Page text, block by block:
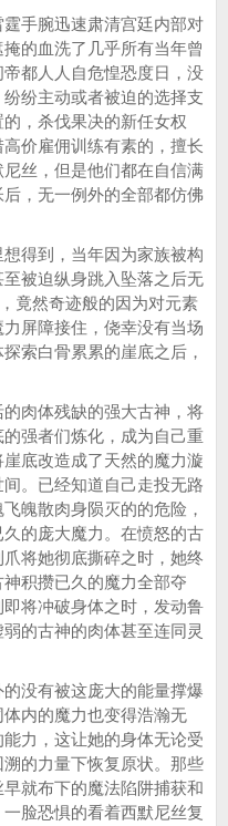
手腕迅速肃清宫廷内部对
的血洗了几乎所有当年曾
都人人自危惶恐度日，没
纷主动或者被迫的选择支
，杀伐果决的新任女权
价雇佣训练有素的，擅长
丝，但是他们都在自信满
，无一例外的全部都仿佛
得到，当年因为家族被构
被迫纵身跳入坠落之后无
竟然奇迹般的因为对元素
屏障接住，侥幸没有当场
索白骨累累的崖底之后，
肉体残缺的强大古神，将
强者们炼化，成为自己重
底改造成了天然的魔力漩
。已经知道自己走投无路
魄散肉身陨灭的的危险，
的庞大魔力。在愤怒的古
将她彻底撕碎之时，她终
积攒已久的魔力全部夺
将冲破身体之时，发动鲁
的古神的肉体甚至连同灵
没有被这庞大的能量撑爆
内的魔力也变得浩瀚无
力，这让她的身体无论受
的力量下恢复原状。那些
就布下的魔法陷阱捕获和
脸恐惧的看着西默尼丝复